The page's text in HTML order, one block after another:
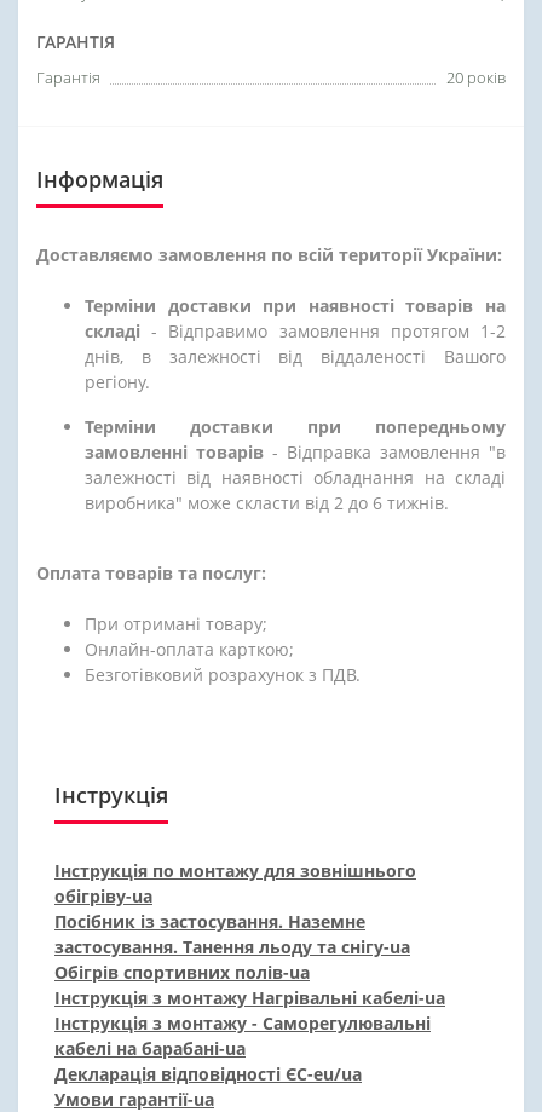
ГАРАНТІЯ
Гарантія 20 років
Інформація
Доставляємо замовлення по всій території України:
Терміни доставки при наявності товарів на
складі - Відправимо замовлення протягом 1-2
днів, в залежності від віддаленості Вашого
регіону.
Терміни доставки при попередньому
замовленні товарів - Відправка замовлення "в
залежності від наявності обладнання на складі
виробника" може скласти від 2 до 6 тижнів.
Оплата товарів та послуг:
При отримані товару;
Онлайн-оплата карткою;
Безготівковий розрахунок з ПДВ.
Інструкція
Інструкція по монтажу для зовнішнього
обігріву-ua
Посібник із застосування. Наземне
застосування. Танення льоду та снігу-ua
Обігрів спортивних полів-ua
Інструкція з монтажу Нагрівальні кабелі-ua
Інструкція з монтажу - Саморегулювальні
кабелі на барабані-ua
Декларація відповідності ЄС-eu/ua
Умови гарантії-ua